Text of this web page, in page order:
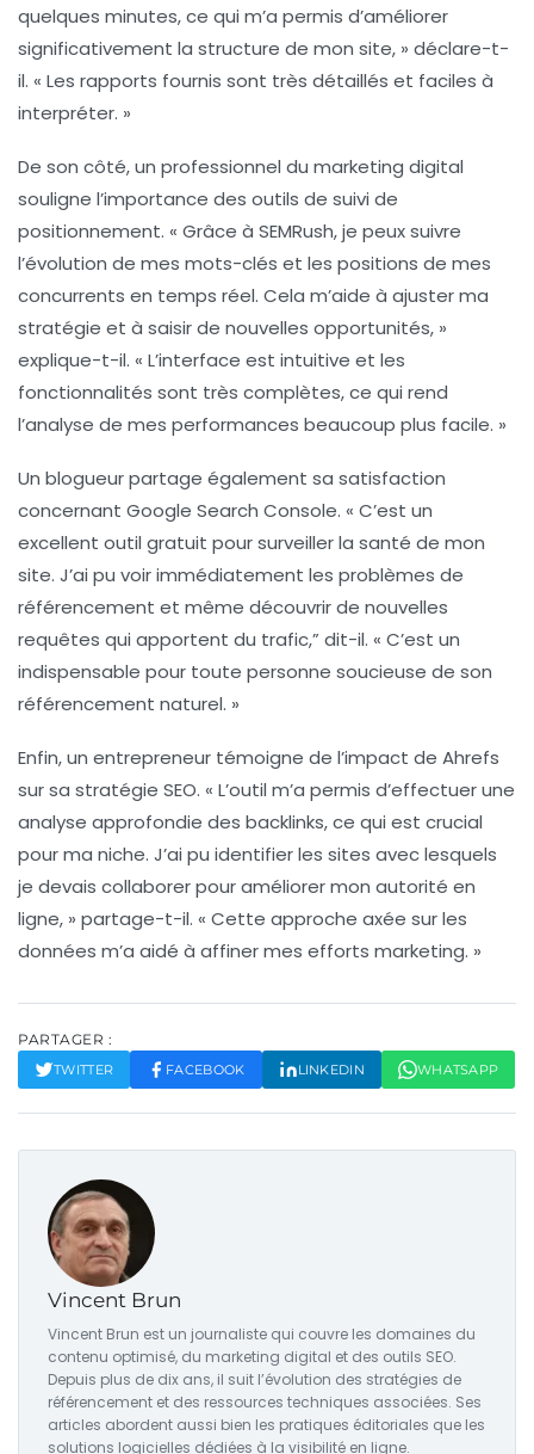
quelques minutes, ce qui m’a permis d’améliorer
significativement la structure de mon site, » déclare-t-
il. « Les rapports fournis sont très détaillés et faciles à
interpréter. »
De son côté, un professionnel du marketing digital
souligne l’importance des outils de suivi de
positionnement. « Grâce à SEMRush, je peux suivre
l’évolution de mes mots-clés et les positions de mes
concurrents en temps réel. Cela m’aide à ajuster ma
stratégie et à saisir de nouvelles opportunités, »
explique-t-il. « L’interface est intuitive et les
fonctionnalités sont très complètes, ce qui rend
l’analyse de mes performances beaucoup plus facile. »
Un blogueur partage également sa satisfaction
concernant Google Search Console. « C’est un
excellent outil gratuit pour surveiller la santé de mon
site. J’ai pu voir immédiatement les problèmes de
référencement et même découvrir de nouvelles
requêtes qui apportent du trafic,” dit-il. « C’est un
indispensable pour toute personne soucieuse de son
référencement naturel. »
Enfin, un entrepreneur témoigne de l’impact de Ahrefs
sur sa stratégie SEO. « L’outil m’a permis d’effectuer une
analyse approfondie des backlinks, ce qui est crucial
pour ma niche. J’ai pu identifier les sites avec lesquels
je devais collaborer pour améliorer mon autorité en
ligne, » partage-t-il. « Cette approche axée sur les
données m’a aidé à affiner mes efforts marketing. »
PARTAGER :
TWITTER FACEBOOK LINKEDIN WHATSAPP
Vincent Brun
Vincent Brun est un journaliste qui couvre les domaines du
contenu optimisé, du marketing digital et des outils SEO.
Depuis plus de dix ans, il suit l’évolution des stratégies de
référencement et des ressources techniques associées. Ses
articles abordent aussi bien les pratiques éditoriales que les
solutions logicielles dédiées à la visibilité en ligne.